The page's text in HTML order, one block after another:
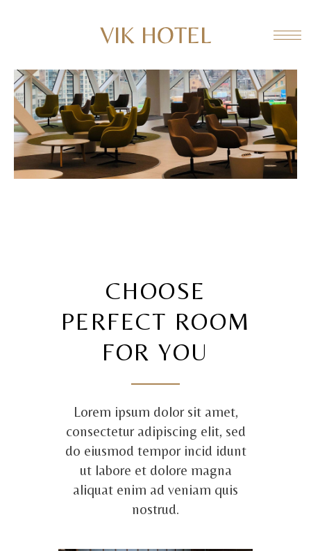
CHOOSE
PERFECT ROOM
FOR YOU
Lorem ipsum dolor sit amet,
consectetur adipiscing elit, sed
do eiusmod tempor incid idunt
ut labore et dolore magna
aliquat enim ad veniam quis
nostrud.